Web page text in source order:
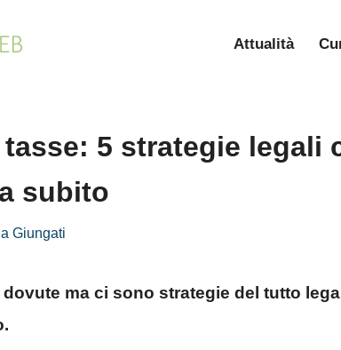
Attualità
tasse: 5 strategie legali
subito
Giungati
ma ci sono strategie del tutto